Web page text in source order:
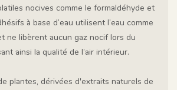
nocives comme le formaldéhyde et
à base d’eau utilisent l’eau comme
ne libèrent aucun gaz nocif lors du
ainsi la qualité de l’air intérieur.
plantes, dérivées d'extraits naturels de